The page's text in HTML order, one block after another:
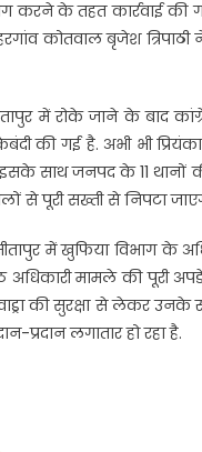
भंग करने के तहत कार्रवाई
कोतवाल बृजेश
में रोके जाने के बाद
की गई है. अभी भी
इसके साथ जनपद के 11 थानों
से पूरी सख्ती से निपटा
में खुफिया विभाग के
अधिकारी मामले की
वाड्रा की सुरक्षा से लेकर
लगातार हो रहा है.